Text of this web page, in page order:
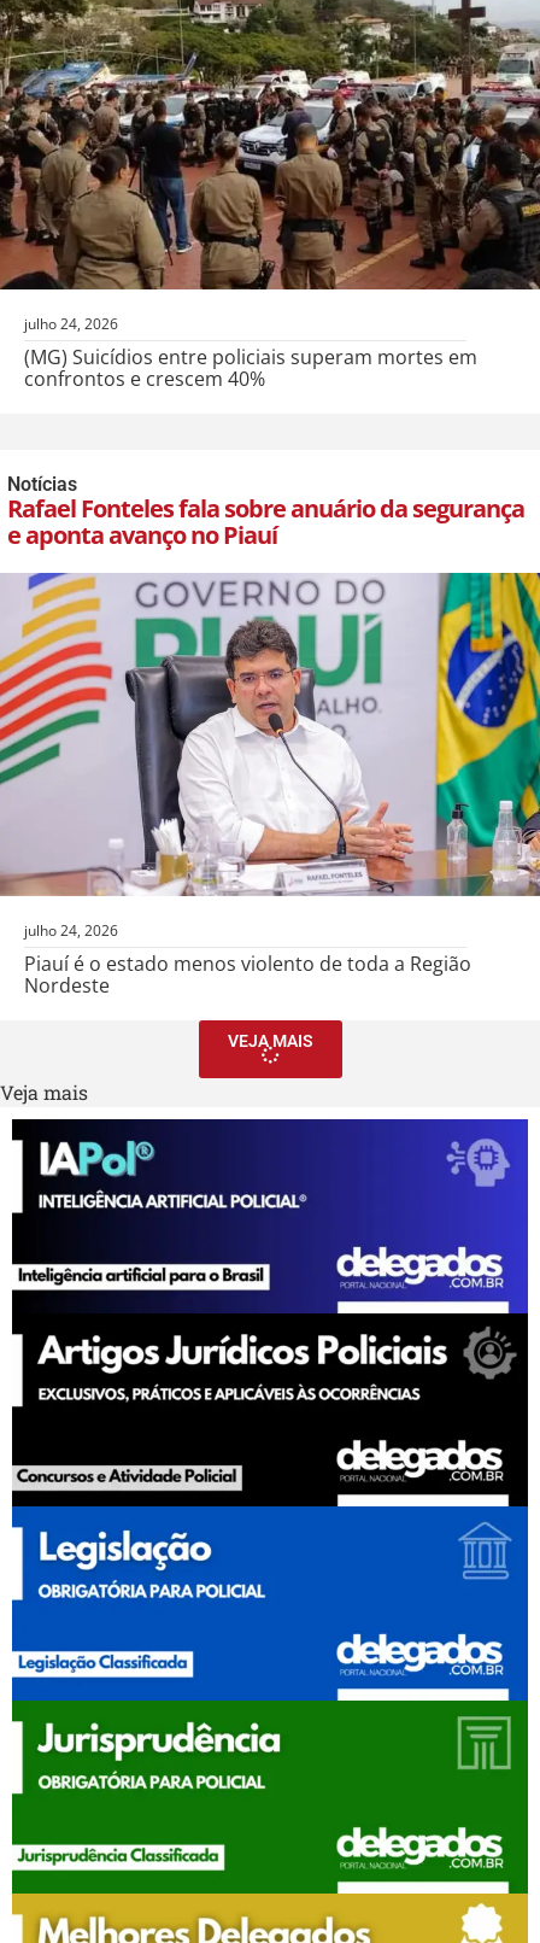
julho 24, 2026
(MG) Suicídios entre policiais superam mortes em
confrontos e crescem 40%
Notícias
Rafael Fonteles fala sobre anuário da segurança
e aponta avanço no Piauí
julho 24, 2026
Piauí é o estado menos violento de toda a Região
Nordeste
VEJA MAIS
Veja mais